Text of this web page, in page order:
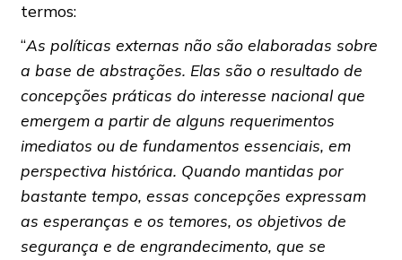
termos:
“As políticas externas não são elaboradas sobre
a base de abstrações. Elas são o resultado de
concepções práticas do interesse nacional que
emergem a partir de alguns requerimentos
imediatos ou de fundamentos essenciais, em
perspectiva histórica. Quando mantidas por
bastante tempo, essas concepções expressam
as esperanças e os temores, os objetivos de
segurança e de engrandecimento, que se